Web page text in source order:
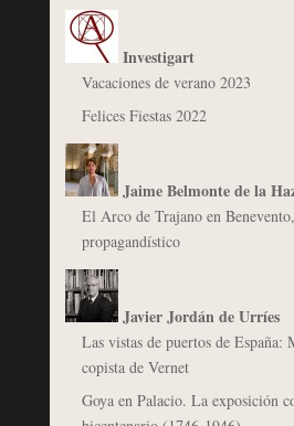
Investigart
Vacaciones de verano 2023
Felices Fiestas 2022
Jaime Belmonte de la
El Arco de Trajano en
propagandístico
Javier Jordán de Urríes
Las vistas de puertos de España:
copista de Vernet
Goya en Palacio. La exposición